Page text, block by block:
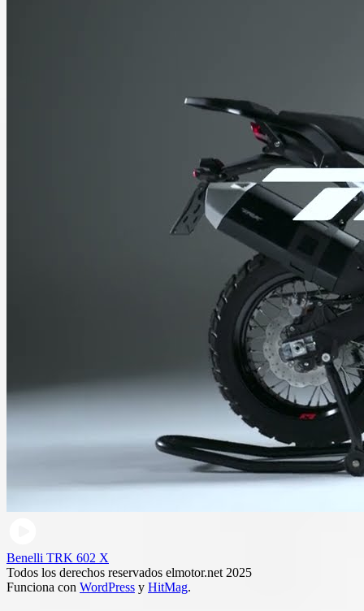
Benelli TRK 602 X
Todos los derechos reservados elmotor.net 2025
Funciona con WordPress y HitMag.